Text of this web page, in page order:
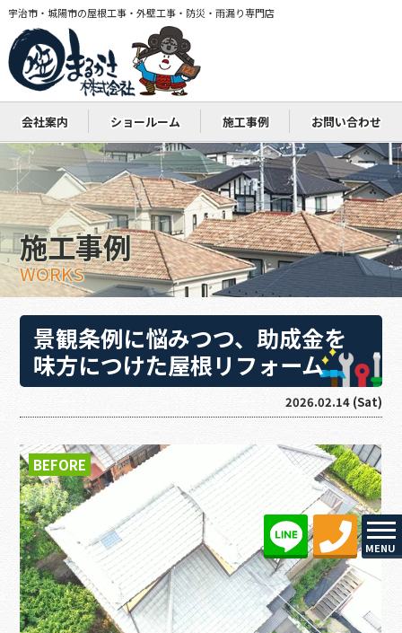
宇治市・城陽市の屋根工事・外壁工事・防災・雨漏り専門店
MENU
会社案内 ショールーム 施工事例 お問い合わせ
施工事例
WORKS
景観条例に悩みつつ、助成金を
味方につけた屋根リフォーム
2026.02.14 (Sat)
BEFORE